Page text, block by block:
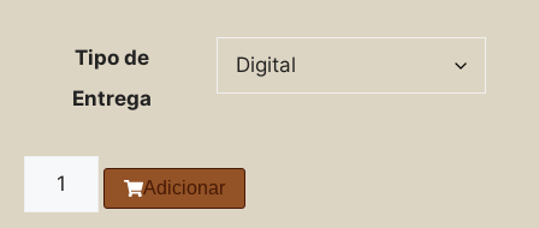
Tipo de
Entrega
Adicionar